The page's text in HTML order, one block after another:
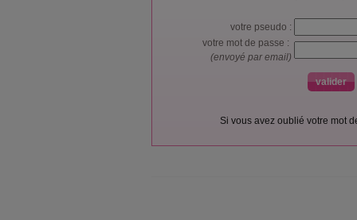
votre pseudo :
votre mot de passe :
(envoyé par email)
Si vous avez oublié votre mot